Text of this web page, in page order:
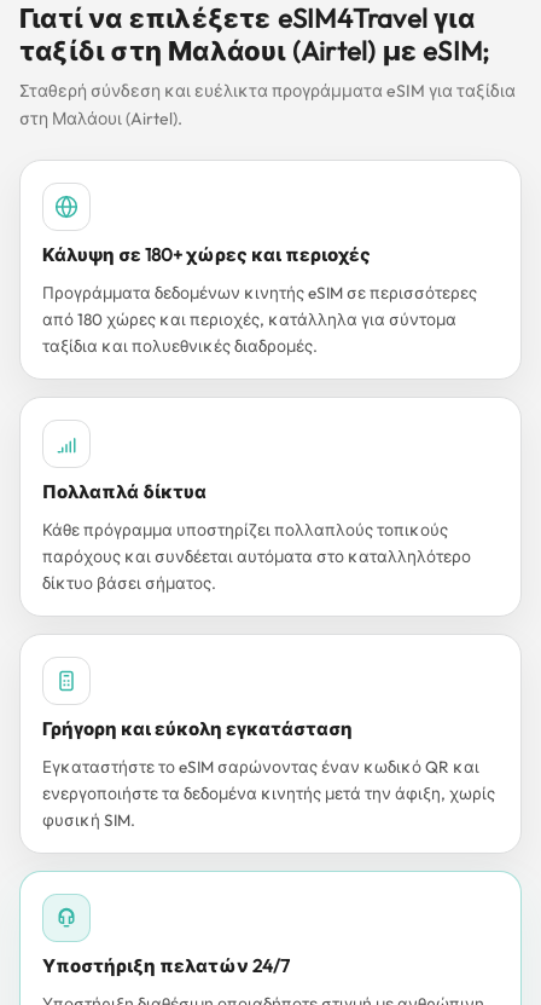
Γιατί να επιλέξετε eSIM4Travel για
ταξίδι στη Μαλάουι (Airtel) με eSIM;
Σταθερή σύνδεση και ευέλικτα προγράμματα eSIM για ταξίδια
στη Μαλάουι (Airtel).
Κάλυψη σε 180+ χώρες και περιοχές
Προγράμματα δεδομένων κινητής eSIM σε περισσότερες
από 180 χώρες και περιοχές, κατάλληλα για σύντομα
ταξίδια και πολυεθνικές διαδρομές.
Πολλαπλά δίκτυα
Κάθε πρόγραμμα υποστηρίζει πολλαπλούς τοπικούς
παρόχους και συνδέεται αυτόματα στο καταλληλότερο
δίκτυο βάσει σήματος.
Γρήγορη και εύκολη εγκατάσταση
Εγκαταστήστε το eSIM σαρώνοντας έναν κωδικό QR και
ενεργοποιήστε τα δεδομένα κινητής μετά την άφιξη, χωρίς
φυσική SIM.
Υποστήριξη πελατών 24/7